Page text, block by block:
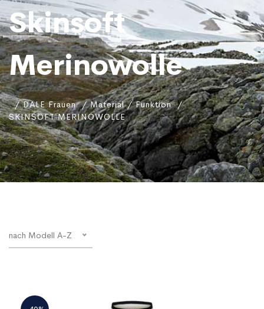
Skinsoft
Merinowolle
DALE Frauen
Material / Funktion
SKINSOFT MERINOWOLLE
nach Modell A-Z